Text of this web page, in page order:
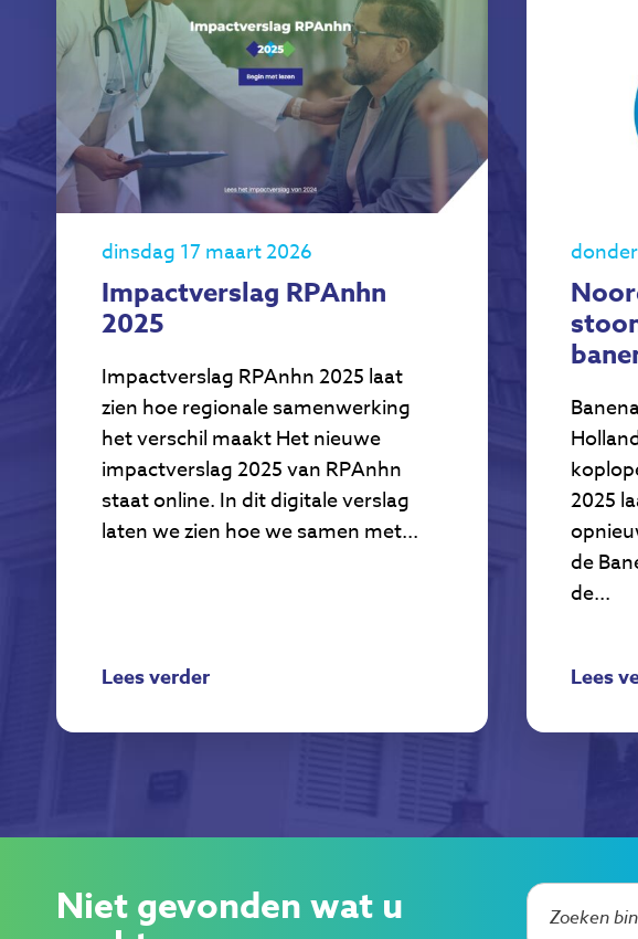
dinsdag 17 maart 2026
Impactverslag RPAnhn
2025
Impactverslag RPAnhn 2025 laat
zien hoe regionale samenwerking
het verschil maakt Het nieuwe
impactverslag 2025 van RPAnhn
staat online. In dit digitale verslag
laten we zien hoe we samen met...
Lees verder
2025
de
de...
Lees
Niet gevonden wat u